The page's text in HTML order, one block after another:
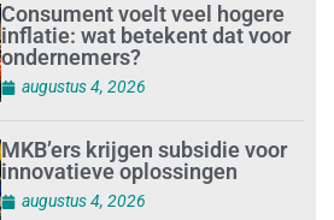
Consument voelt veel hogere
inflatie: wat betekent dat voor
ondernemers?
augustus 4, 2026
MKB’ers krijgen subsidie voor
innovatieve oplossingen
augustus 4, 2026